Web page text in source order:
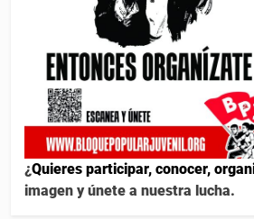
¿Quieres participar, conocer,
imagen y únete a nuestra lucha.